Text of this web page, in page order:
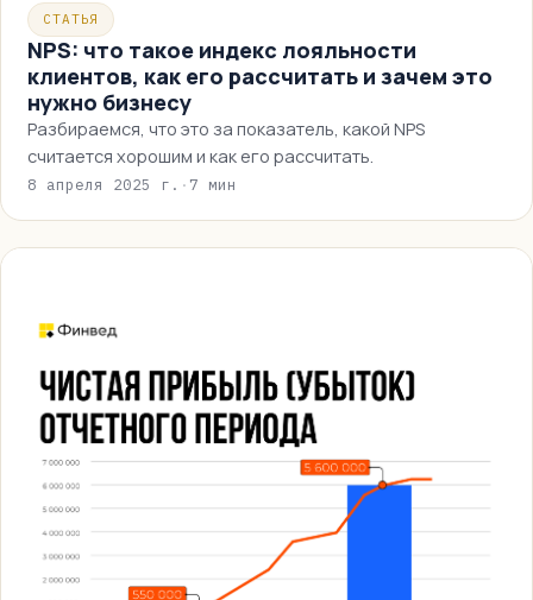
СТАТЬЯ
NPS: что такое индекс лояльности
клиентов, как его рассчитать и зачем это
нужно бизнесу
Разбираемся, что это за показатель, какой NPS
считается хорошим и как его рассчитать.
8 апреля 2025 г. · 7 мин